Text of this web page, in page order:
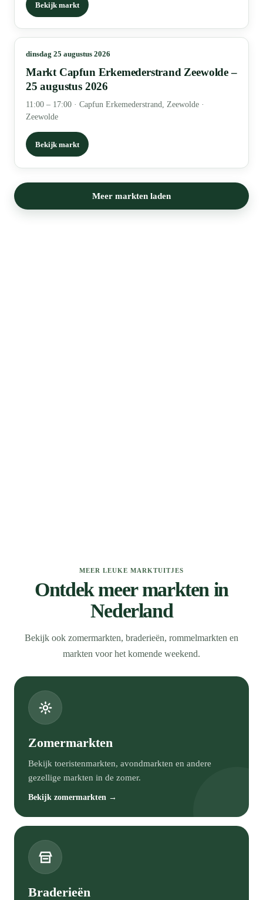
Bekijk markt
dinsdag 25 augustus 2026
Markt Capfun Erkemederstrand Zeewolde –
25 augustus 2026
11:00 – 17:00 · Capfun Erkemederstrand, Zeewolde ·
Zeewolde
Bekijk markt
Meer markten laden
MEER LEUKE MARKTUITJES
Ontdek meer markten in
Nederland
Bekijk ook zomermarkten, braderieën, rommelmarkten en
markten voor het komende weekend.
Zomermarkten
Bekijk toeristenmarkten, avondmarkten en andere
gezellige markten in de zomer.
Bekijk zomermarkten →
Braderieën